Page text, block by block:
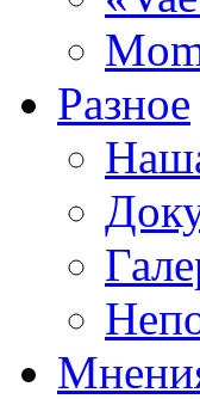
Разное